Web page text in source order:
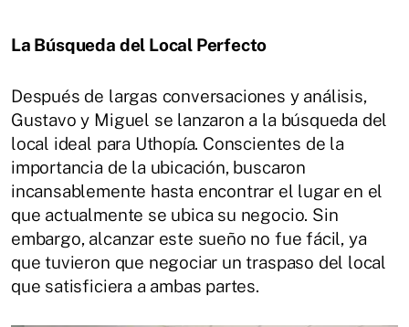
La Búsqueda del Local Perfecto
Después de largas conversaciones y análisis,
Gustavo y Miguel se lanzaron a la búsqueda del
local ideal para Uthopía. Conscientes de la
importancia de la ubicación, buscaron
incansablemente hasta encontrar el lugar en el
que actualmente se ubica su negocio. Sin
embargo, alcanzar este sueño no fue fácil, ya
que tuvieron que negociar un traspaso del local
que satisficiera a ambas partes.